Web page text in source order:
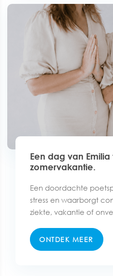
Een dag van
zomervakantie.
Een doordachte
stress en waarborgt
ziekte, vakantie of
ONTDEK MEER